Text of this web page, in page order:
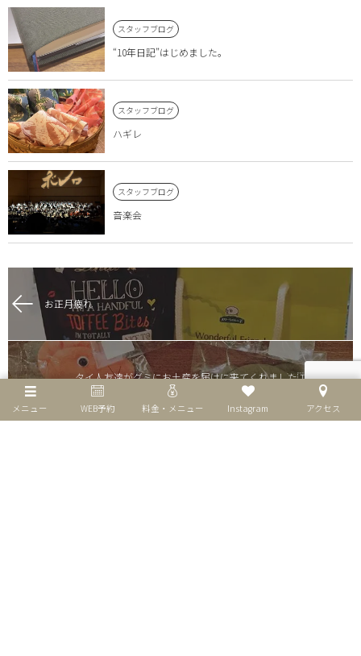
スタッフブログ
“10年日記”はじめました。
スタッフブログ
ハギレ
スタッフブログ
音楽会
お正月疲れ
タイ人友達がグミにお土産を届けに来てくれました🇹🇭
メニュー WEB予約 料金・メニュー Instagram アクセス